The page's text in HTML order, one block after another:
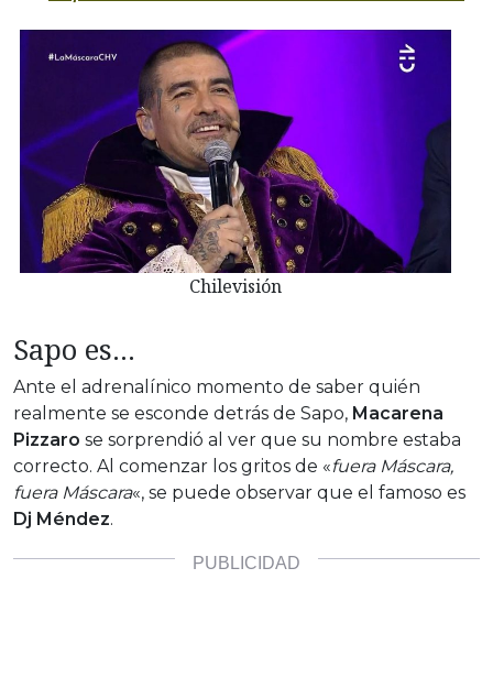
Chilevisión
Sapo es…
Ante el adrenalínico momento de saber quién
realmente se esconde detrás de Sapo, Macarena
Pizzaro se sorprendió al ver que su nombre estaba
correcto. Al comenzar los gritos de «fuera Máscara,
fuera Máscara«, se puede observar que el famoso es
Dj Méndez.